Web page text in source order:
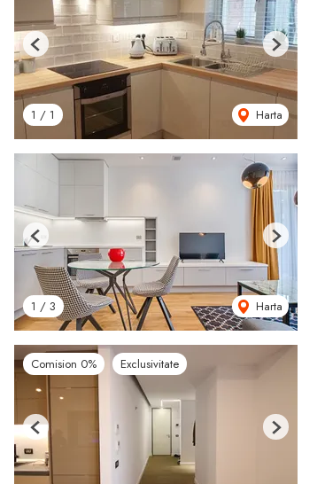
1 / 1 Harta
Previous Next
1 / 3 Harta
Previous Next
Comision 0% Exclusivitate
Previous Next